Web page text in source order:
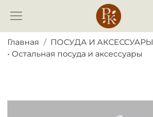
Главная
ПОСУДА И АКСЕССУАРЫ
• Остальная посуда и аксессуары